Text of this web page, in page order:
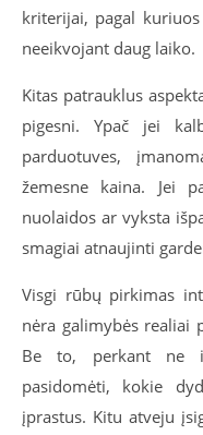
kriterijai, pagal
neeikvojant daug laiko.
Kitas patrauklus
pigesni. Ypač jei
parduotuves,
žemesne kaina. Jei
nuolaidos ar vyksta
smagiai atnaujinti
Visgi rūbų pirkimas
nėra galimybės realiai
Be to, perkant ne
pasidomėti, kokie
įprastus. Kitu atveju